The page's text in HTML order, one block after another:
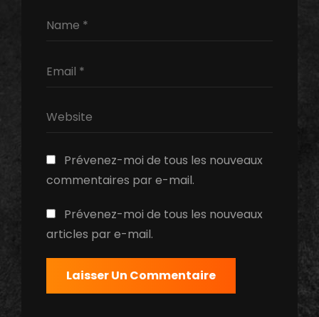
Prévenez-moi de tous les nouveaux
commentaires par e-mail.
Prévenez-moi de tous les nouveaux
articles par e-mail.